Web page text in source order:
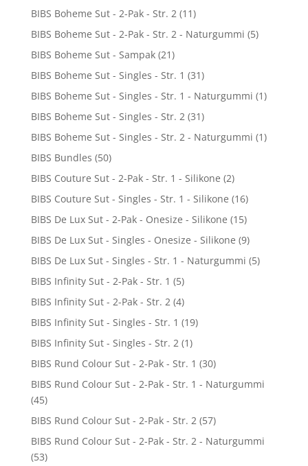
BIBS Boheme Sut - 2-Pak - Str. 2 (11)
BIBS Boheme Sut - 2-Pak - Str. 2 - Naturgummi (5)
BIBS Boheme Sut - Sampak (21)
BIBS Boheme Sut - Singles - Str. 1 (31)
BIBS Boheme Sut - Singles - Str. 1 - Naturgummi (1)
BIBS Boheme Sut - Singles - Str. 2 (31)
BIBS Boheme Sut - Singles - Str. 2 - Naturgummi (1)
BIBS Bundles (50)
BIBS Couture Sut - 2-Pak - Str. 1 - Silikone (2)
BIBS Couture Sut - Singles - Str. 1 - Silikone (16)
BIBS De Lux Sut - 2-Pak - Onesize - Silikone (15)
BIBS De Lux Sut - Singles - Onesize - Silikone (9)
BIBS De Lux Sut - Singles - Str. 1 - Naturgummi (5)
BIBS Infinity Sut - 2-Pak - Str. 1 (5)
BIBS Infinity Sut - 2-Pak - Str. 2 (4)
BIBS Infinity Sut - Singles - Str. 1 (19)
BIBS Infinity Sut - Singles - Str. 2 (1)
BIBS Rund Colour Sut - 2-Pak - Str. 1 (30)
BIBS Rund Colour Sut - 2-Pak - Str. 1 - Naturgummi
(45)
BIBS Rund Colour Sut - 2-Pak - Str. 2 (57)
BIBS Rund Colour Sut - 2-Pak - Str. 2 - Naturgummi
(53)